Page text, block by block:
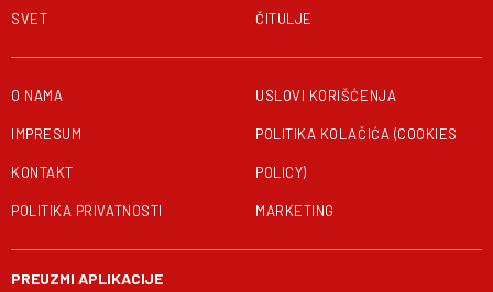
SVET ČITULJE
O NAMA
IMPRESUM
KONTAKT
POLITIKA PRIVATNOSTI
USLOVI KORIŠĆENJA
POLITIKA KOLAČIĆA (COOKIES
POLICY)
MARKETING
PREUZMI APLIKACIJE